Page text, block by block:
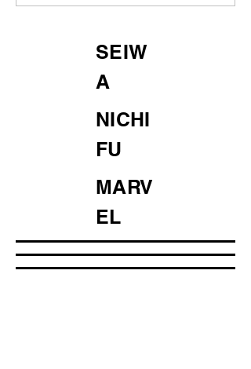
SEIW
A
NICHI
FU
MARV
EL